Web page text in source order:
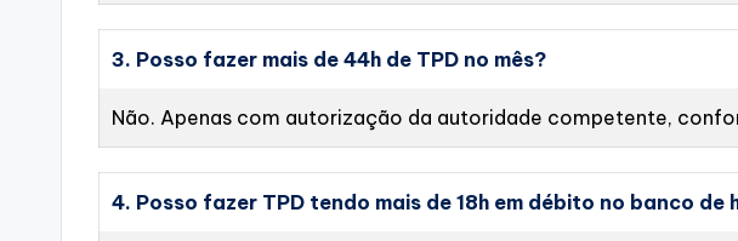
3. Posso fazer mais de 44h de TPD no mês?
Não. Apenas com autorização da autoridade competente,
4. Posso fazer TPD tendo mais de 18h em débito no banco de